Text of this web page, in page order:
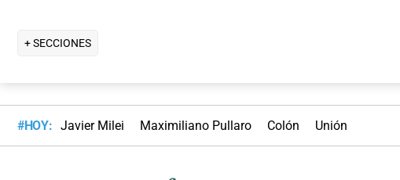
+ SECCIONES
#HOY: Javier Milei Maximiliano Pullaro Colón Unión